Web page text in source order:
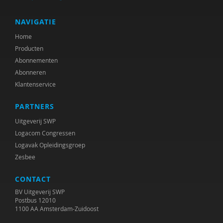
Hedie Meyling
Hanneke Miley
Lynne Murray
Maryse Nijhof
Alice van der Pas
Mandy Pijl
Edith Raap
Lenny van Rosmalen
Eliala Salvadori
NAVIGATIE
Home
Producten
Abonnementen
Abonneren
Klantenservice
PARTNERS
Uitgeverij SWP
Logacom Congressen
Logavak Opleidingsgroep
Zesbee
CONTACT
BV Uitgeverij SWP
Postbus 12010
1100 AA Amsterdam-Zuidoost